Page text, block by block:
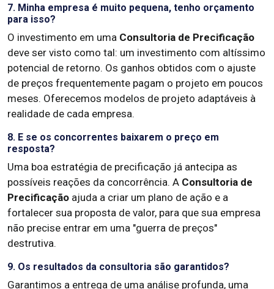
7. Minha empresa é muito pequena, tenho orçamento
para isso?
O investimento em uma Consultoria de Precificação
deve ser visto como tal: um investimento com altíssimo
potencial de retorno. Os ganhos obtidos com o ajuste
de preços frequentemente pagam o projeto em poucos
meses. Oferecemos modelos de projeto adaptáveis à
realidade de cada empresa.
8. E se os concorrentes baixarem o preço em
resposta?
Uma boa estratégia de precificação já antecipa as
possíveis reações da concorrência. A Consultoria de
Precificação ajuda a criar um plano de ação e a
fortalecer sua proposta de valor, para que sua empresa
não precise entrar em uma "guerra de preços"
destrutiva.
9. Os resultados da consultoria são garantidos?
Garantimos a entrega de uma análise profunda, uma